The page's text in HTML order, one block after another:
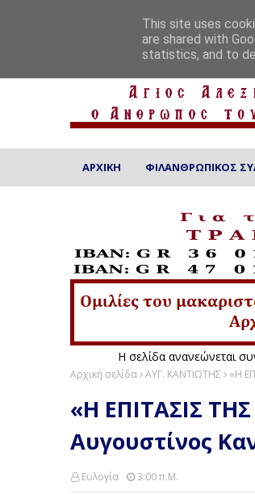
ΑΡΧΙΚΗ ΦΙΛΑΝΘΡΩΠΙΚΟΣ
Η
Αρχική σελίδα ΑΥΓ. ΚΑΝΤΙΩΤΗΣ «Η
«Η ΕΠΙΤΑΣΙΣ
Αυγουστίνος
Ευλογία 3:00 Π.μ.
This site uses
are shared with
statistics, and to